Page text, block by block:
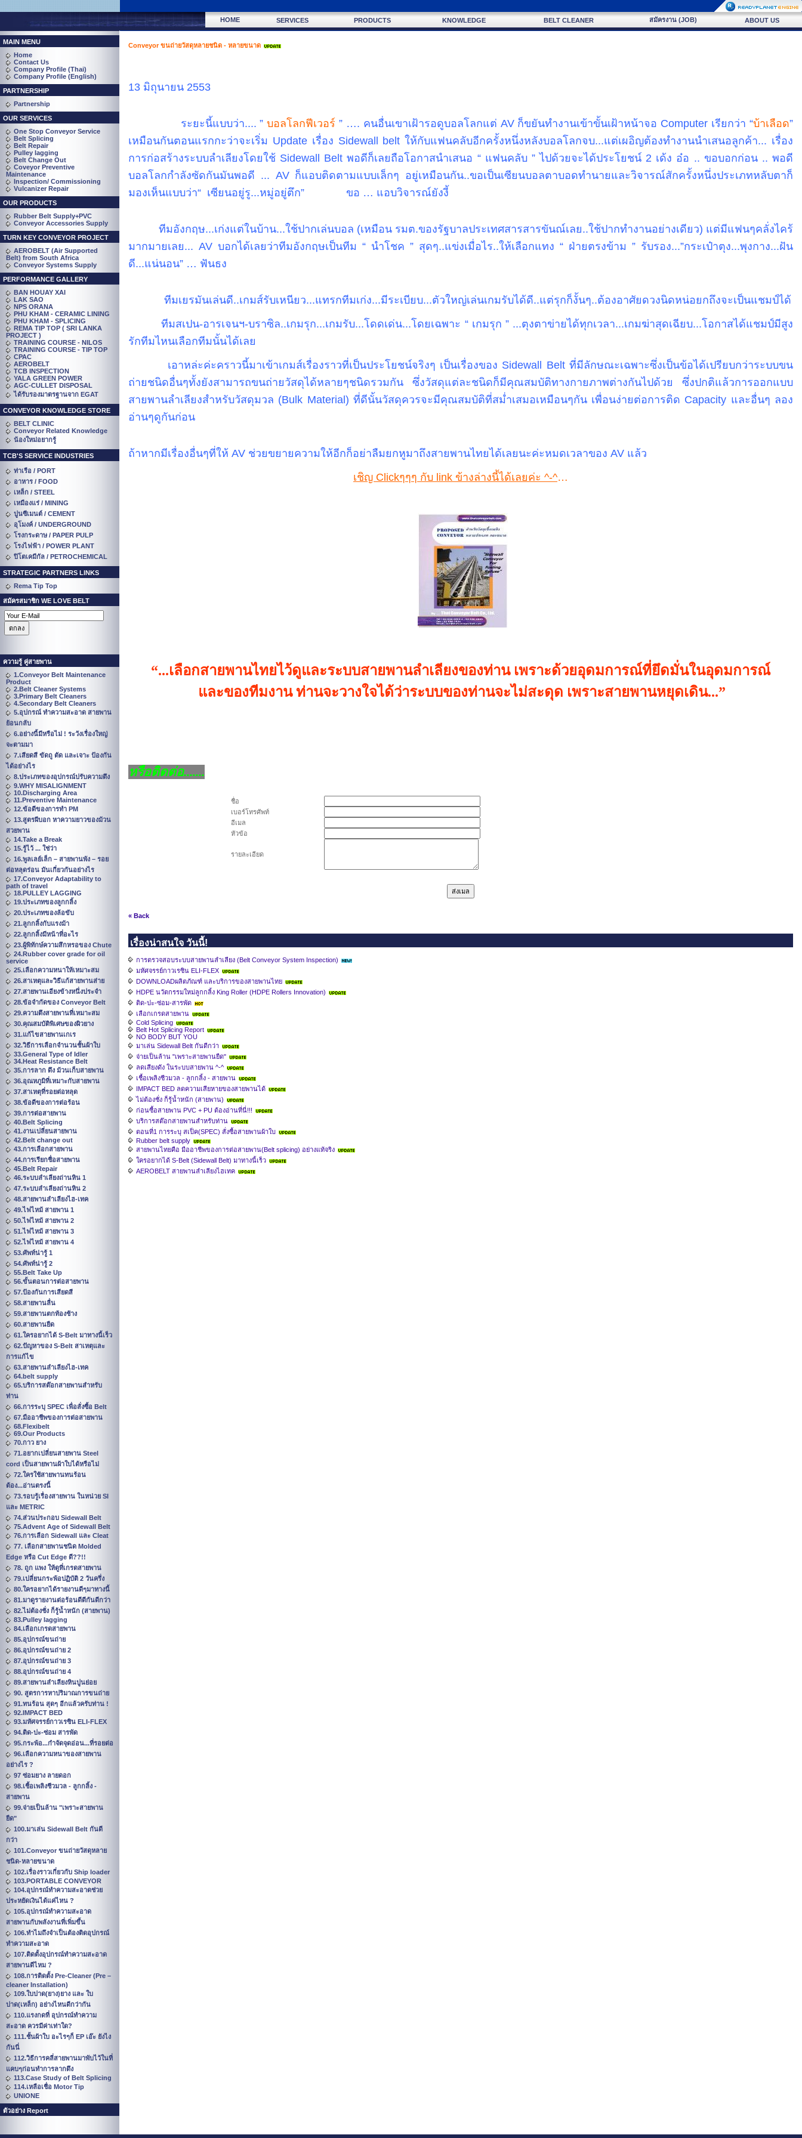
HOME SERVICES PRODUCTS KNOWLEDGE BELT CLEANER สมัครงาน (JOB) ABOUT US
MAIN MENU
Home
Contact Us
Company Profile (Thai)
Company Profile (English)
PARTNERSHIP
Partnership
OUR SERVICES
One Stop Conveyor Service
Belt Splicing
Belt Repair
Pulley lagging
Belt Change Out
Coveyor Preventive
Maintenance
Inspection/ Commissioning
Vulcanizer Repair
OUR PRODUCTS
Rubber Belt Supply+PVC
Conveyor Accessories Supply
TURN KEY CONVEYOR PROJECT
AEROBELT (Air Supported
Belt) from South Africa
Conveyor Systems Supply
PERFORMANCE GALLERY
BAN HOUAY XAI
LAK SAO
NPS ORANA
PHU KHAM - CERAMIC LINING
PHU KHAM - SPLICING
REMA TIP TOP ( SRI LANKA
PROJECT )
TRAINING COURSE - NILOS
TRAINING COURSE - TIP TOP
CPAC
AEROBELT
TCB INSPECTION
YALA GREEN POWER
AGC-CULLET DISPOSAL
ได้รับรองมาตรฐานจาก EGAT
CONVEYOR KNOWLEDGE STORE
BELT CLINIC
Conveyor Related Knowledge
น้องใหม่อยากรู้
TCB'S SERVICE INDUSTRIES
ท่าเรือ / PORT
อาหาร / FOOD
เหล็ก / STEEL
เหมืองแร่ / MINING
ปูนซีเมนต์ / CEMENT
อุโมงค์ / UNDERGROUND
โรงกระดาษ / PAPER PULP
โรงไฟฟ้า / POWER PLANT
ปิโตเคมีกัล / PETROCHEMICAL
STRATEGIC PARTNERS LINKS
Rema Tip Top
สมัครสมาชิก WE LOVE BELT
ความรู้ คู่สายพาน
1.Conveyor Belt Maintenance
Product
2.Belt Cleaner Systems
3.Primary Belt Cleaners
4.Secondary Belt Cleaners
5.อุปกรณ์ ทำความสะอาด สายพาน
ย้อนกลับ
6.อย่างนี้มีหรือไม่ ! ระวังเรื่องใหญ่
จะตามมา
7.เสียดสี ขัดถู ตัด และเจาะ ป้องกัน
ได้อย่างไร
8.ประเภทของอุปกรณ์ปรับความตึง
9.WHY MISALIGNMENT
10.Discharging Area
11.Preventive Maintenance
12.ข้อดีของการทำ PM
13.สูตรผีบอก หาความยาวของม้วน
สวยพาน
14.Take a Break
15.รู้ไว้ ... ใช่ว่า
16.พูลเลย์เล็ก – สายพานพัง – รอย
ต่อหลุดร่อน มันเกี่ยวกันอย่างไร
17.Conveyor Adaptability to
path of travel
18.PULLEY LAGGING
19.ประเภทของลูกกลิ้ง
20.ประเภทของล้อขับ
21.ลูกกลิ้งกับแรงม้า
22.ลูกกลิ้งมีหน้าที่อะไร
23.ผู้พิทักษ์ความสึกหรอของ Chute
24.Rubber cover grade for oil
service
25.เลือกความหนาให้เหมาะสม
26.สาเหตุและวิธีแก้สายพานส่าย
27.สายพานเอียงข้างหนึ่งประจำ
28.ข้อจำกัดของ Conveyor Belt
29.ความตึงสายพานที่เหมาะสม
30.คุณสมบัติพิเศษของผิวยาง
31.แก้ไขสายพานเกเร
32.วิธีการเลือกจำนวนชั้นผ้าใบ
33.General Type of Idler
34.Heat Resistance Belt
35.การลาก ดึง ม้วนเก็บสายพาน
36.อุณหภูมิที่เหมาะกับสายพาน
37.สาเหตุที่รอยต่อหลุด
38.ข้อดีของการต่อร้อน
39.การต่อสายพาน
40.Belt Splicing
41.งานเปลี่ยนสายพาน
42.Belt change out
43.การเลือกสายพาน
44.การเรียกชื่อสายพาน
45.Belt Repair
46.ระบบลำเลียงถ่านหิน 1
47.ระบบลำเลียงถ่านหิน 2
48.สายพานลำเลียงไฮ-เทค
49.ไฟไหม้ สายพาน 1
50.ไฟไหม้ สายพาน 2
51.ไฟไหม้ สายพาน 3
52.ไฟไหม้ สายพาน 4
53.ศัพท์น่ารู้ 1
54.ศัพท์น่ารู้ 2
55.Belt Take Up
56.ขั้นตอนการต่อสายพาน
57.ป้องกันการเสียดสี
58.สายพานลื่น
59.สายพานตกท้องช้าง
60.สายพานยืด
61.ใครอยากได้ S-Belt มาทางนี้เร็ว
62.ปัญหาของ S-Belt สาเหตุและ
การแก้ไข
63.สายพานลำเลียงไฮ-เทค
64.belt supply
65.บริการสต๊อกสายพานสำหรับ
ท่าน
66.การระบุ SPEC เพื่อสั่งซื้อ Belt
67.มืออาชีพของการต่อสายพาน
68.Flexibelt
69.Our Products
70.กาว ยาง
71.อยากเปลี่ยนสายพาน Steel
cord เป็นสายพานผ้าใบได้หรือไม่
72.ใครใช้สายพานทนร้อน
ต้อง...อ่านตรงนี้
73.รอบรู้เรื่องสายพาน ในหน่วย SI
และ METRIC
74.ส่วนประกอบ Sidewall Belt
75.Advent Age of Sidewall Belt
76.การเลือก Sidewall และ Cleat
77. เลือกสายพานชนิด Molded
Edge หรือ Cut Edge ดี??!!
78. ถูก แพง ให้ดูที่เกรดสายพาน
79.เปลี่ยนกระพ้อปฏิบัติ 2 วันครึ่ง
80.ใครอยากได้รายงานดีๆมาทางนี้
81.มาดูรายงานต่อร้อนดีดีกันดีกว่า
82.ไม่ต้องชั่ง ก็รู้น้ำหนัก (สายพาน)
83.Pulley lagging
84.เลือกเกรดสายพาน
85.อุปกรณ์ขนถ่าย
86.อุปกรณ์ขนถ่าย 2
87.อุปกรณ์ขนถ่าย 3
88.อุปกรณ์ขนถ่าย 4
89.สายพานลำเลียงหินปูนย่อย
90. สูตรการหาปริมาณการขนถ่าย
91.ทนร้อน สุดๆ อีกแล้วครับท่าน !
92.IMPACT BED
93.มหัศจรรย์กาวเรซิน ELI-FLEX
94.ติด-ปะ-ซ่อม สารพัด
95.กระพ้อ...กำจัดจุดอ่อน...ที่รอยต่อ
96.เลือกความหนาของสายพาน
อย่างไร ?
97 ซ่อมยาง ลายดอก
98.เชื้อเพลิงชีวมวล - ลูกกลิ้ง -
สายพาน
99.จ่ายเป็นล้าน "เพราะสายพาน
ยืด"
100.มาเล่น Sidewall Belt กันดี
กว่า
101.Conveyor ขนถ่ายวัสดุหลาย
ชนิด-หลายขนาด
102.เรื่องราวเกี่ยวกับ Ship loader
103.PORTABLE CONVEYOR
104.อุปกรณ์ทำความสะอาดช่วย
ประหยัดเงินได้แค่ไหน ?
105.อุปกรณ์ทำความสะอาด
สายพานกับพลังงานที่เพิ่มขึ้น
106.ทำไมถึงจำเป็นต้องติดอุปกรณ์
ทำความสะอาด
107.ติดตั้งอุปกรณ์ทำความสะอาด
สายพานดีไหม ?
108.การติดตั้ง Pre-Cleaner (Pre –
cleaner Installation)
109.ใบปาด(ยาง)ยาง และ ใบ
ปาด(เหล็ก) อย่างไหนดีกว่ากัน
110.แรงกดที่ อุปกรณ์ทำความ
สะอาด ควรมีค่าเท่าใด?
111.ชั้นผ้าใบ อะไรๆก็ EP เอ๊ะ ยังไง
กันนี่
112.วิธีการคลี่สายพานมาพับไว้ในที่
แคบๆก่อนทำการลากดึง
113.Case Study of Belt Splicing
114.เหลือเชื่อ Motor Tip
UNIONE
ตัวอย่าง Report
Conveyor ขนถ่ายวัสดุหลายชนิด - หลายขนาด
13 มิถุนายน 2553
ระยะนี้แบบว่า.... ”บอลโลกฟีเวอร์ ” …. คนอื่นเขาเฝ้ารอดูบอลโลกแต่ AV ก็ขยันทำงานเข้าขั้นเฝ้าหน้าจอ Computer เรียกว่า “บ้าเลือด”
เหมือนกันตอนแรกกะว่าจะเริ่ม Update เรื่อง Sidewall belt ให้กับแฟนคลับอีกครั้งหนึ่งหลังบอลโลกจบ...แต่เผอิญต้องทำงานนำเสนอลูกค้า... เรื่อง
การก่อสร้างระบบลำเลียงโดยใช้ Sidewall Belt พอดีก็เลยถือโอกาสนำเสนอ “ แฟนคลับ ” ไปด้วยจะได้ประโยชน์ 2 เด้ง อ๋อ .. ขอบอกก่อน .. พอดี
บอลโลกกำลังซัดกันมันพอดี ... AV ก็แอบติดตามแบบเล็กๆ อยู่เหมือนกัน..ขอเป็นเซียนบอลตาบอดทำนายและวิจารณ์สักครั้งหนึ่งประเภทหลับตาก็
มองเห็นแบบว่า“ เซียนอยู่รู...หมู่อยู่ตึก” ขอ … แอบวิจารณ์ยังงี้
ทีมอังกฤษ...เก่งแต่ในบ้าน...ใช้ปากเล่นบอล (เหมือน รมต.ของรัฐบาลประเทศสารสารขันณ์เลย..ใช้ปากทำงานอย่างเดียว) แต่มีแฟนๆคลั่งไคร้
มากมายเลย... AV บอกได้เลยว่าทีมอังกฤษเป็นทีม “ นำโชค ” สุดๆ..แข่งเมื่อไร..ให้เลือกแทง “ ฝ่ายตรงข้าม ” รับรอง...”กระเป๋าตุง...พุงกาง...ฝัน
ดี...แน่นอน” … ฟันธง
ทีมเยรมันเล่นดี..เกมส์รับเหนียว...แทรกทีมเก่ง...มีระเบียบ...ตัวใหญ่เล่นเกมรับได้ดี..แต่รุกก็งั้นๆ..ต้องอาศัยดวงนิดหน่อยกถึงจะเป็นแชมป์ได้
ทีมสเปน-อารเจนฯ-บราซิล..เกมรุก...เกมรับ...โดดเด่น...โดยเฉพาะ “ เกมรุก ” ...ตุงตาข่ายได้ทุกเวลา...เกมฆ่าสุดเฉียบ...โอกาสได้แชมป์มีสูง
รักทีมไหนเลือกทีมนั้นได้เลย
เอาหล่ะค่ะคราวนี้มาเข้าเกมส์เรื่องราวที่เป็นประโยชน์จริงๆ เป็นเรื่องของ Sidewall Belt ที่มีลักษณะเฉพาะซึ่งเป็นข้อได้เปรียบกว่าระบบขน
ถ่ายชนิดอื่นๆทั้งยังสามารถขนถ่ายวัสดุได้หลายๆชนิดรวมกัน ซึ่งวัสดุแต่ละชนิดก็มีคุณสมบัติทางกายภาพต่างกันไปด้วย ซึ่งปกติแล้วการออกแบบ
สายพานลำเลียงสำหรับวัสดุมวล (Bulk Material) ที่ดีนั้นวัสดุควรจะมีคุณสมบัติที่สม่ำเสมอเหมือนๆกัน เพื่อนง่ายต่อการติด Capacity และอื่นๆ ลอง
อ่านๆดูกันก่อน
ถ้าหากมีเรื่องอื่นๆที่ให้ AV ช่วยขยายความให้อีกก็อย่าลืมยกหูมาถึงสายพานไทยได้เลยนะค่ะหมดเวลาของ AV แล้ว
เชิญ Clickๆๆๆ กับ link ข้างล่างนี้ได้เลยค่ะ ^-^…
“...เลือกสายพานไทยไว้ดูและระบบสายพานลำเลียงของท่าน เพราะด้วยอุดมการณ์ที่ยึดมั่นในอุดมการณ์
และของทีมงาน ท่านจะวางใจได้ว่าระบบของท่านจะไม่สะดุด เพราะสายพานหยุดเดิน...”
หรือติดต่อ.......
ชื่อ
เบอร์โทรศัพท์
อีเมล
หัวข้อ
รายละเอียด
« Back
เรื่องน่าสนใจ วันนี้!
การตรวจสอบระบบสายพานลำเลียง (Belt Conveyor System Inspection)
มหัศจรรย์กาวเรซิน ELI-FLEX
DOWNLOADผลิตภัณฑ์ และบริการของสายพานไทย
HDPE นวัตกรรมใหม่ลูกกลิ้ง King Roller (HDPE Rollers Innovation)
ติด-ปะ-ซ่อม-สารพัด
เลือกเกรดสายพาน
Cold Splicing
Belt Hot Splicing Report
NO BODY BUT YOU
มาเล่น Sidewall Belt กันดีกว่า
จ่ายเป็นล้าน "เพราะสายพานยืด"
ลดเสียงดัง ในระบบสายพาน ^-^
เชื้อเพลิงชีวมวล - ลูกกลิ้ง - สายพาน
IMPACT BED ลดความเสียหายของสายพานได้
ไม่ต้องชั่ง ก็รู้น้ำหนัก (สายพาน)
ก่อนซื้อสายพาน PVC + PU ต้องอ่านที่นี่!!!
บริการสต๊อกสายพานสำหรับท่าน
ตอนที่1 การระบุ สเป็ค(SPEC) สั่งซื้อสายพานผ้าใบ
Rubber belt supply
สายพานไทยคือ มืออาชีพของการต่อสายพาน(Belt splicing) อย่างแท้จริง
ใครอยากได้ S-Belt (Sidewall Belt) มาทางนี้เร็ว
AEROBELT สายพานลำเลียงไฮเทค